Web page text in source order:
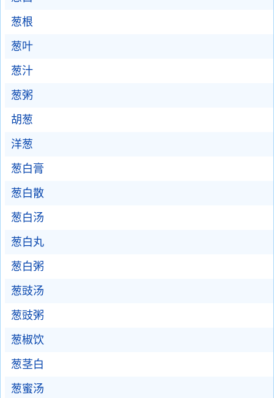
葱根
葱叶
葱汁
葱粥
胡葱
洋葱
葱白膏
葱白散
葱白汤
葱白丸
葱白粥
葱豉汤
葱豉粥
葱椒饮
葱茎白
葱蜜汤